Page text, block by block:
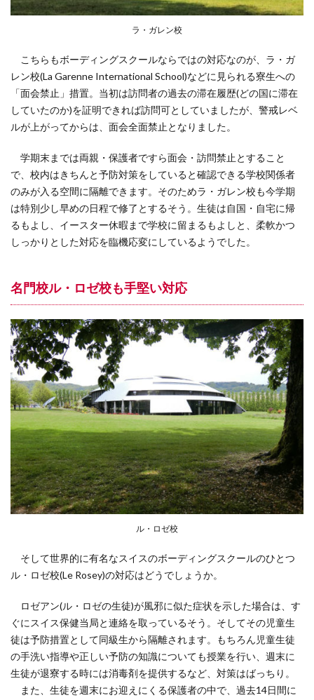
ラ・ガレン校
こちらもボーディングスクールならではの対応なのが、ラ・ガ
レン校(La Garenne International School)などに見られる寮生への
「面会禁止」措置。当初は訪問者の過去の滞在履歴(どの国に滞在
していたのか)を証明できれば訪問可としていましたが、警戒レベ
ルが上がってからは、面会全面禁止となりました。
学期末までは両親・保護者ですら面会・訪問禁止とすること
で、校内はきちんと予防対策をしていると確認できる学校関係者
のみが入る空間に隔離できます。そのためラ・ガレン校も今学期
は特別少し早めの日程で修了とするそう。生徒は自国・自宅に帰
るもよし、イースター休暇まで学校に留まるもよしと、柔軟かつ
しっかりとした対応を臨機応変にしているようでした。
名門校ル・ロゼ校も手堅い対応
ル・ロゼ校
そして世界的に有名なスイスのボーディングスクールのひとつ
ル・ロゼ校(Le Rosey)の対応はどうでしょうか。
ロゼアン(ル・ロゼの生徒)が風邪に似た症状を示した場合は、す
ぐにスイス保健当局と連絡を取っているそう。そしてその児童生
徒は予防措置として同級生から隔離されます。もちろん児童生徒
の手洗い指導や正しい予防の知識についても授業を行い、週末に
生徒が退寮する時には消毒剤を提供するなど、対策はばっちり。
また、生徒を週末にお迎えにくる保護者の中で、過去14日間に